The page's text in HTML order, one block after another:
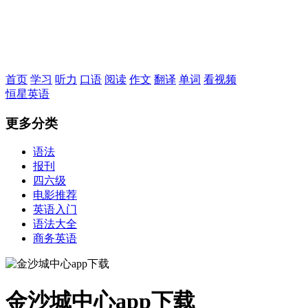
首页 学习 听力 口语 阅读 作文 翻译 单词 看视频
恒星英语
更多分类
语法
报刊
四六级
电影推荐
英语入门
语法大全
商务英语
金沙城中心app下载